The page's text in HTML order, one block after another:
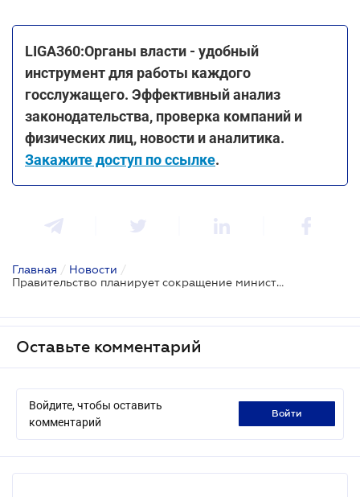
LIGA360:Органы власти - удобный
инструмент для работы каждого
госслужащего. Эффективный анализ
законодательства, проверка компаний и
физических лиц, новости и аналитика.
Закажите доступ по ссылке.
Главная / Новости /
Правительство планирует сокращение министерств на треть - Премьер-министр
Оставьте комментарий
Войдите, чтобы оставить
комментарий
войти